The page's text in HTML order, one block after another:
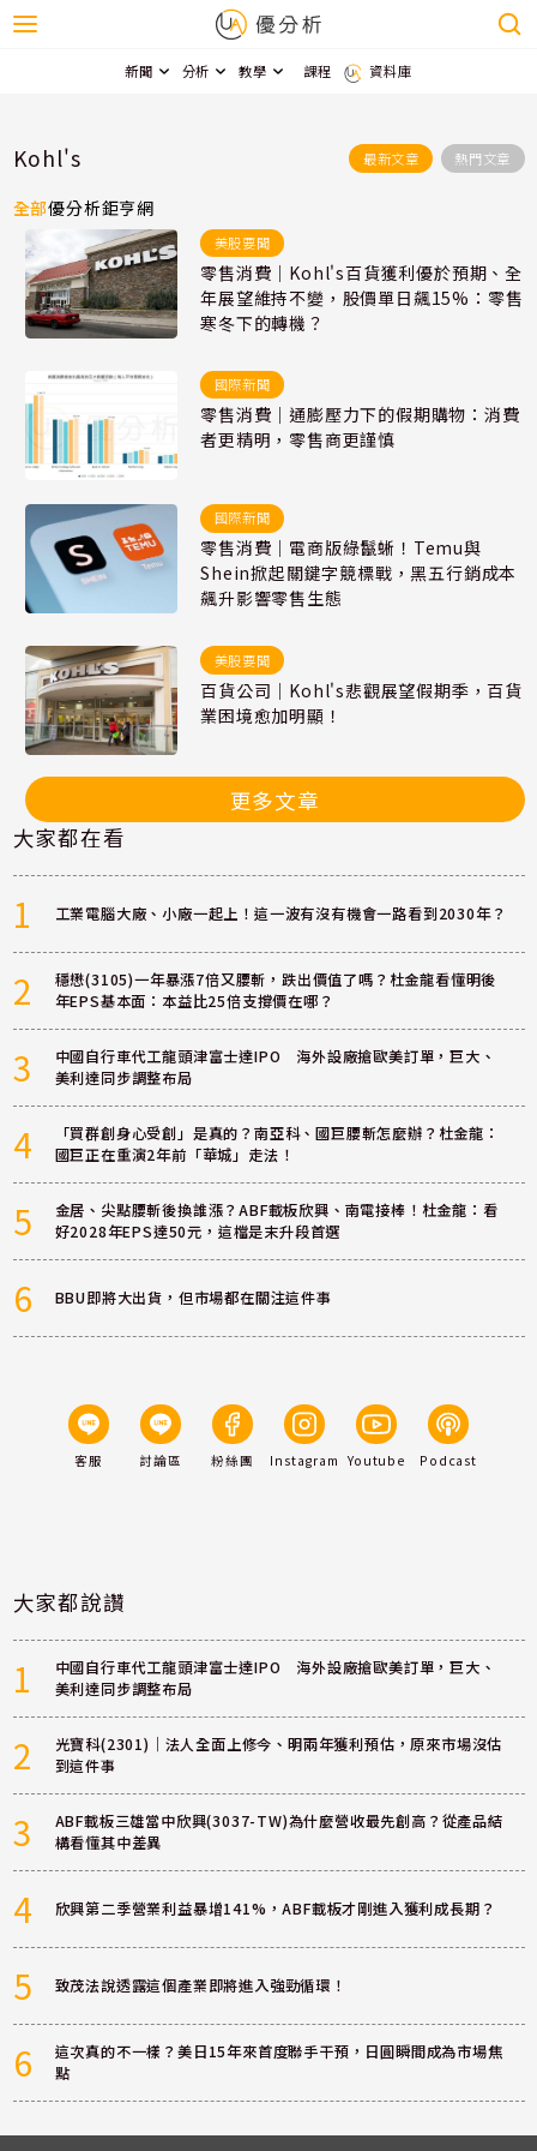
新聞 分析 教學 課程 資料庫
Kohl's 最新文章 熱門文章
全部優分析鉅亨網
美股要聞
零售消費｜Kohl's百貨獲利優於預期、全
年展望維持不變，股價單日飆15%：零售
寒冬下的轉機？
國際新聞
零售消費｜通膨壓力下的假期購物：消費
者更精明，零售商更謹慎
國際新聞
零售消費｜電商版綠鬣蜥！Temu與
Shein掀起關鍵字競標戰，黑五行銷成本
飆升影響零售生態
美股要聞
百貨公司｜Kohl's悲觀展望假期季，百貨
業困境愈加明顯！
更多文章
大家都在看
1 工業電腦大廠、小廠一起上！這一波有沒有機會一路看到2030年？
2
穩懋(3105)一年暴漲7倍又腰斬，跌出價值了嗎？杜金龍看懂明後
年EPS基本面：本益比25倍支撐價在哪？
3
中國自行車代工龍頭津富士達IPO 海外設廠搶歐美訂單，巨大、
美利達同步調整布局
4
「買群創身心受創」是真的？南亞科、國巨腰斬怎麼辦？杜金龍：
國巨正在重演2年前「華城」走法！
5
金居、尖點腰斬後換誰漲？ABF載板欣興、南電接棒！杜金龍：看
好2028年EPS達50元，這檔是末升段首選
6 BBU即將大出貨，但市場都在關注這件事
客服 討論區 粉絲團 Instagram Youtube Podcast
大家都說讚
1
中國自行車代工龍頭津富士達IPO 海外設廠搶歐美訂單，巨大、
美利達同步調整布局
2
光寶科(2301)｜法人全面上修今、明兩年獲利預估，原來市場沒估
到這件事
3
ABF載板三雄當中欣興(3037-TW)為什麼營收最先創高？從產品結
構看懂其中差異
4 欣興第二季營業利益暴增141%，ABF載板才剛進入獲利成長期？
5 致茂法說透露這個產業即將進入強勁循環！
6
這次真的不一樣？美日15年來首度聯手干預，日圓瞬間成為市場焦
點